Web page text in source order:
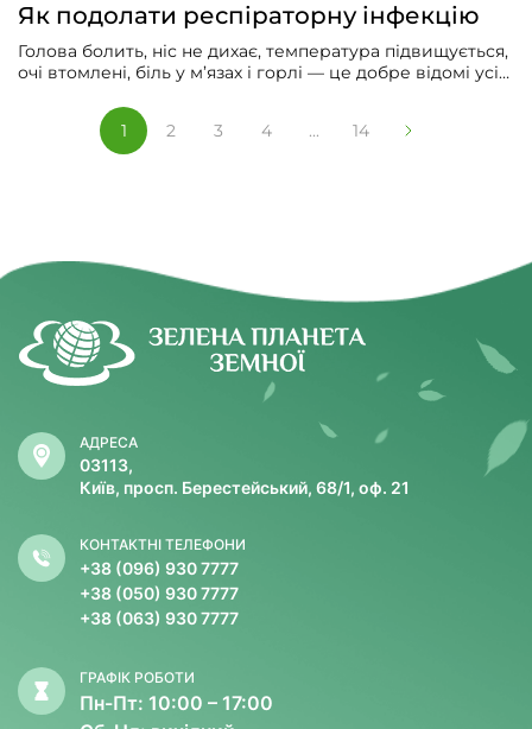
Як подолати респіраторну інфекцію
Голова болить, ніс не дихає, температура підвищується,
очі втомлені, біль у м’язах і горлі — це добре відомі усім
чудодійних засобів, від застуди панацеї немає. Бо нема
ліків, здатних знищити чи запобігти поширенню
численних вірусів, які спричиняють гострі респіраторні
1 2 3 4 ... 14
АДРЕСА
03113,
Київ, просп. Берестейський, 68/1, оф. 21
КОНТАКТНІ ТЕЛЕФОНИ
+38 (096) 930 7777
+38 (050) 930 7777
+38 (063) 930 7777
ГРАФІК РОБОТИ
Пн-Пт: 10:00 – 17:00